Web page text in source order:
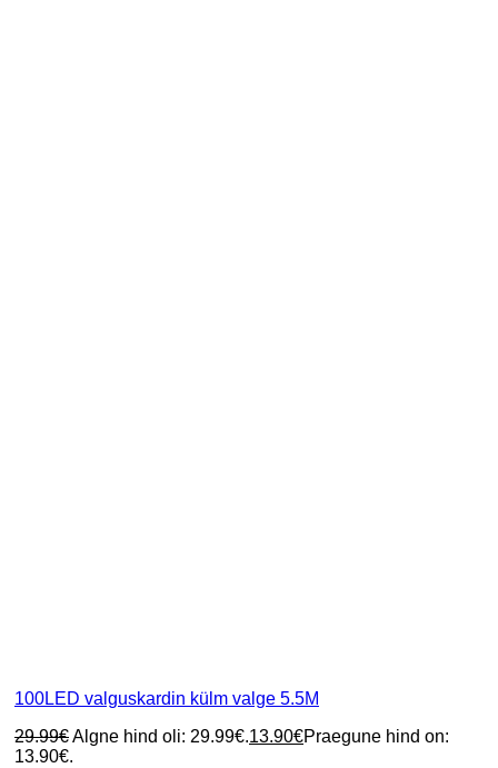
100LED valguskardin külm valge 5.5M
29.99€Algne hind oli: 29.99€.13.90€Praegune hind on:
13.90€.